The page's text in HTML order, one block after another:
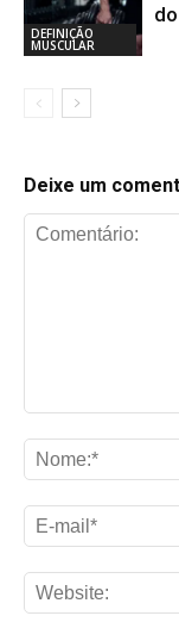
DEFINIÇÃO
MUSCULAR
Deixe um